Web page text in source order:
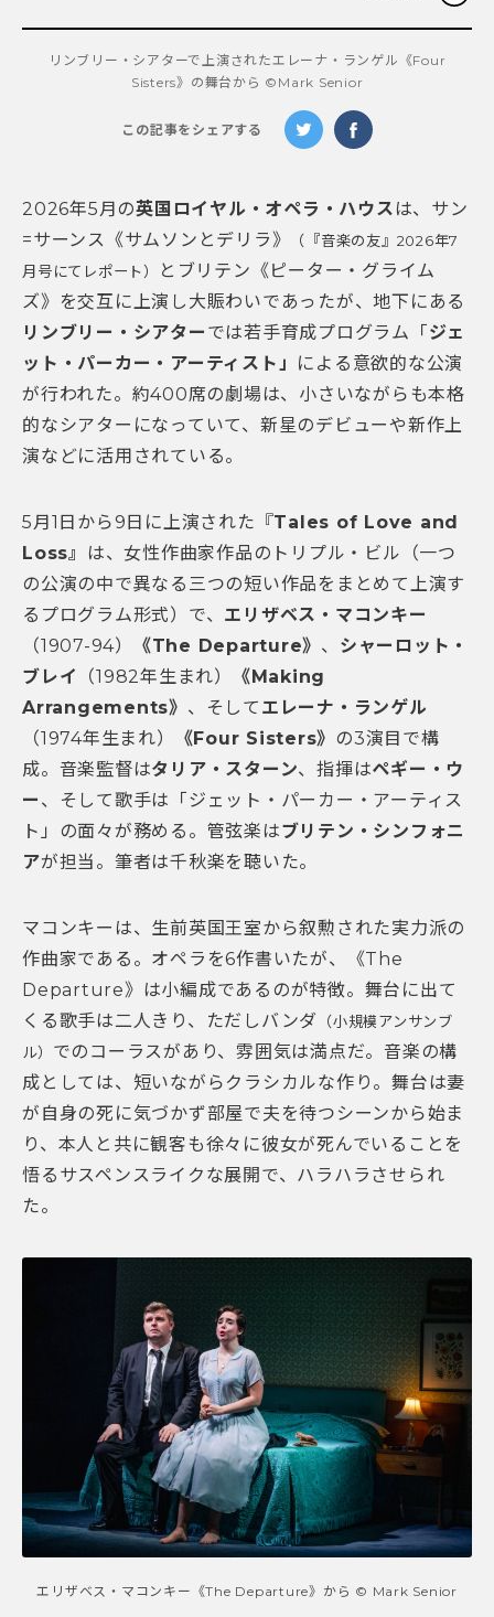
リンブリー・シアターで上演されたエレーナ・ランゲル《Four
Sisters》の舞台から ©Mark Senior
この記事をシェアする
2026年5月の英国ロイヤル・オペラ・ハウスは、サン
=サーンス《サムソンとデリラ》
（『音楽の友』2026年7
月号にてレポート）
とブリテン《ピーター・グライム
ズ》を交互に上演し大賑わいであったが、地下にある
リンブリー・シアター では若手育成プログラム「ジェ
ット・パーカー・アーティスト」 による意欲的な公演
が行われた。約400席の劇場は、小さいながらも本格
的なシアターになっていて、新星のデビューや新作上
演などに活用されている。
5月1日から9日に上演された『Tales of Love and
Loss』 は、女性作曲家作品のトリプル・ビル （一つ
の公演の中で異なる三つの短い作品をまとめて上演す
るプログラム形式） で、 エリザベス・マコンキー
（1907-94）
《The Departure》 、 シャーロット・
ブレイ
（1982年生まれ）
《Making
Arrangements》 、そして エレーナ・ランゲル
（1974年生まれ）
《Four Sisters》 の3演目で構
成。音楽監督はタリア・スターン、指揮はペギー・ウ
ー 、そして歌手は「ジェット・パーカー・アーティス
ト」の面々が務める。管弦楽はブリテン・シンフォニ
アが担当。筆者は千秋楽を聴いた。
マコンキーは、生前英国王室から叙勲された実力派の
作曲家である。オペラを6作書いたが、《The
Departure》は小編成であるのが特徴。舞台に出て
くる歌手は二人きり、ただしバンダ （小規模アンサンブ
ル） でのコーラスがあり、雰囲気は満点だ。音楽の構
成としては、短いながらクラシカルな作り。舞台は妻
が自身の死に気づかず部屋で夫を待つシーンから始ま
り、本人と共に観客も徐々に彼女が死んでいることを
悟るサスペンスライクな展開で、ハラハラさせられ
た。
エリザベス・マコンキー《The Departure》から © Mark Senior